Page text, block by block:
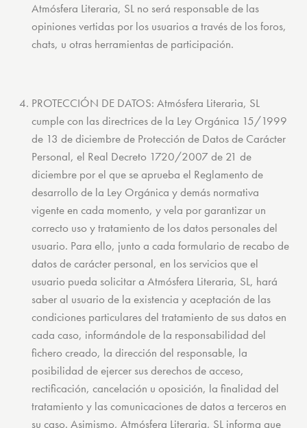
Atmósfera Literaria, SL no será responsable de las
opiniones vertidas por los usuarios a través de los foros,
chats, u otras herramientas de participación.
PROTECCIÓN DE DATOS: Atmósfera Literaria, SL
cumple con las directrices de la Ley Orgánica 15/1999
de 13 de diciembre de Protección de Datos de Carácter
Personal, el Real Decreto 1720/2007 de 21 de
diciembre por el que se aprueba el Reglamento de
desarrollo de la Ley Orgánica y demás normativa
vigente en cada momento, y vela por garantizar un
correcto uso y tratamiento de los datos personales del
usuario. Para ello, junto a cada formulario de recabo de
datos de carácter personal, en los servicios que el
usuario pueda solicitar a Atmósfera Literaria, SL, hará
saber al usuario de la existencia y aceptación de las
condiciones particulares del tratamiento de sus datos en
cada caso, informándole de la responsabilidad del
fichero creado, la dirección del responsable, la
posibilidad de ejercer sus derechos de acceso,
rectificación, cancelación u oposición, la finalidad del
tratamiento y las comunicaciones de datos a terceros en
su caso. Asimismo, Atmósfera Literaria, SL informa que